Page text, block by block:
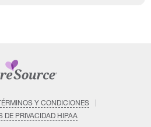
Y CONDICIONES
DE PRIVACIDAD HIPAA